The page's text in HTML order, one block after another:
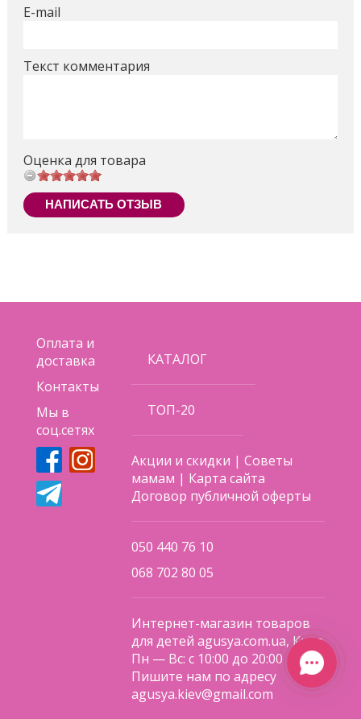
E-mail
Текст комментария
Оценка для товара
НАПИСАТЬ ОТЗЫВ
Оплата и
доставка
Контакты
Мы в
соц.сетях
КАТАЛОГ
ТОП-20
Акции и скидки |Советы
мамам | Карта сайта
Договор публичной оферты
050 440 76 10
068 702 80 05
Интернет-магазин товаров
для детей agusya.com.ua, Киев
Пн — Вс: с 10:00 до 20:00
Пишите нам по адресу
agusya.kiev@gmail.com